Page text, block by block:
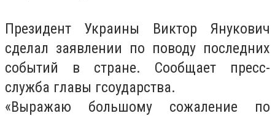
Президент Украины Виктор Янукович
сделал заявлении по поводу последних
событий в стране. Сообщает пресс-
служба главы гсоударства.
«Выражаю большому сожаление по